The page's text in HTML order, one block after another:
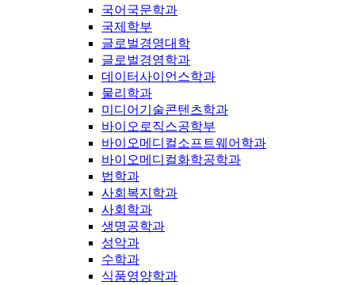
국어국문학과
국제학부
글로벌경영대학
글로벌경영학과
데이터사이언스학과
물리학과
미디어기술콘텐츠학과
바이오로직스공학부
바이오메디컬소프트웨어학과
바이오메디컬화학공학과
법학과
사회복지학과
사회학과
생명공학과
성악과
수학과
식품영양학과